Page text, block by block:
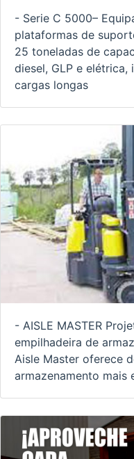
- Serie C 5000–
plataformas de
25 toneladas de
diesel, GLP e
cargas longas
- AISLE MASTER
empilhadeira de
Aisle Master oferece
armazenamento mais